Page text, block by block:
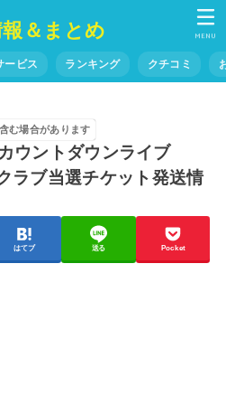
＆まとめ
ービス ランキング クチコミ
MENU
む場合があります
ウントダウンライブ
ラブ当選チケット発送情
はてブ 送る Pocket